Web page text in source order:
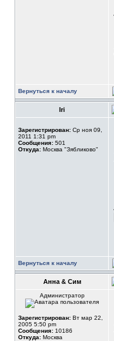
Вернуться к началу
Iri
Зарегистрирован: Ср ноя 09,
2011 1:31 pm
Сообщения: 501
Откуда: Москва "Зябликово"
Вернуться к началу
Анна & Сим
Администратор
Зарегистрирован: Вт мар 22,
2005 5:50 pm
Сообщения: 10186
Откуда: Москва